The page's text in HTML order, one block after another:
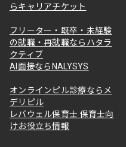
らキャリアチケット
フリーター・既卒・未経験
の就職・再就職ならハタラ
クティブ
AI面接ならNALYSYS
オンラインピル診療ならメ
デリピル
レバウェル保育士 保育士向
けお役立ち情報